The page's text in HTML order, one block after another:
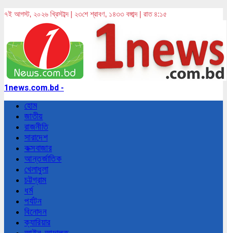
৭ই আগস্ট, ২০২৬ খ্রিস্টাব্দ | ২৩শে শ্রাবণ, ১৪৩৩ বঙ্গাব্দ | রাত ৪:১৫
1news.com.bd -
হোম
জাতীয়
রাজনীতি
সারাদেশ
কক্সবাজার
আন্তর্জাতিক
খেলাধুলা
চট্টগ্রাম
ধর্ম
পর্যটন
বিনোদন
ক্যারিয়ার